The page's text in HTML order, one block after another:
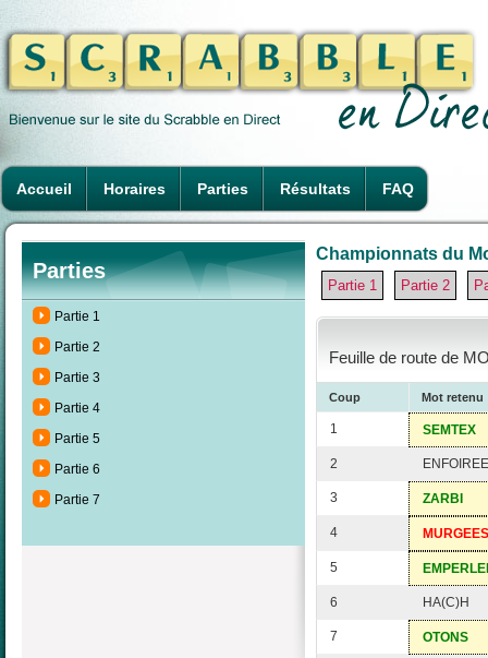
Accueil Horaires Parties Résultats FAQ
Parties
Partie 1
Partie 2
Partie 3
Partie 4
Partie 5
Partie 6
Partie 7
Championnats du
Partie 1 Partie 2
Feuille de route de
Coup Mot retenu
1 SEMTEX
2 ENFOIREE
3 ZARBI
4 MURGEES
5
6 HA(C)H
7 OTONS